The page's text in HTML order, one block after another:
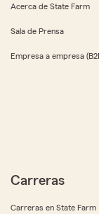
Acerca de State Farm
Sala de Prensa
Empresa a empresa
Carreras
Carreras en State Farm